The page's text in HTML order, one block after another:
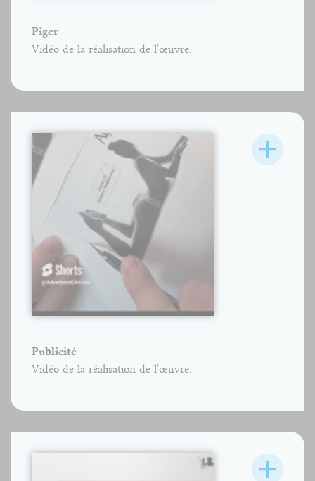
Piger
Vidéo de la réalisation de l'œuvre.
Publicité
Vidéo de la réalisation de l'œuvre.